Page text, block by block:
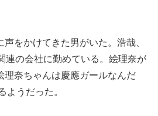
をかけてきた男がいた。浩哉、
連の会社に勤めている。絵理奈が
理奈ちゃんは慶應ガールなんだ
うだった。